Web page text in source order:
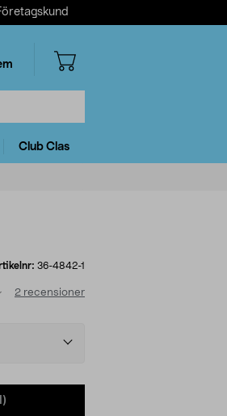
Club Clas
36-4842-1
2 recensioner